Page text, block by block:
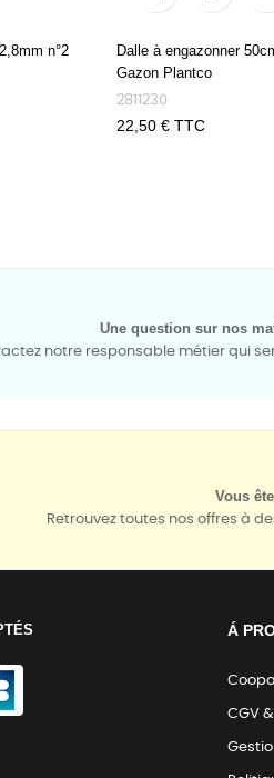
n°2
Dalle à engazonner
Gazon Plantco
2811230
Prix
22,50 € TTC
Une question sur nos
notre responsable métier qui
Vous
Retrouvez toutes nos offres à
Á
CGV